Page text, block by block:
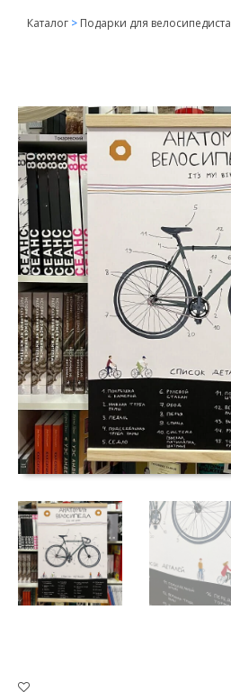
Каталог > Подарки для велосипедиста